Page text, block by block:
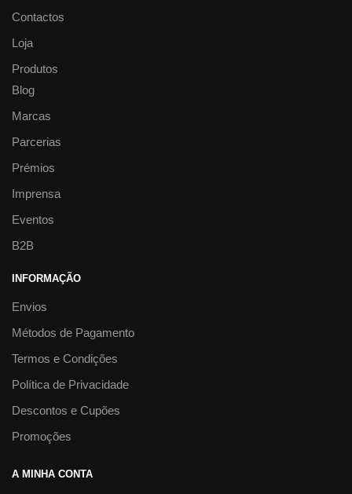
Contactos
Loja
Produtos
Blog
Marcas
Parcerias
Prémios
Imprensa
Eventos
B2B
INFORMAÇÃO
Envios
Métodos de Pagamento
Termos e Condições
Política de Privacidade
Descontos e Cupões
Promoções
A MINHA CONTA